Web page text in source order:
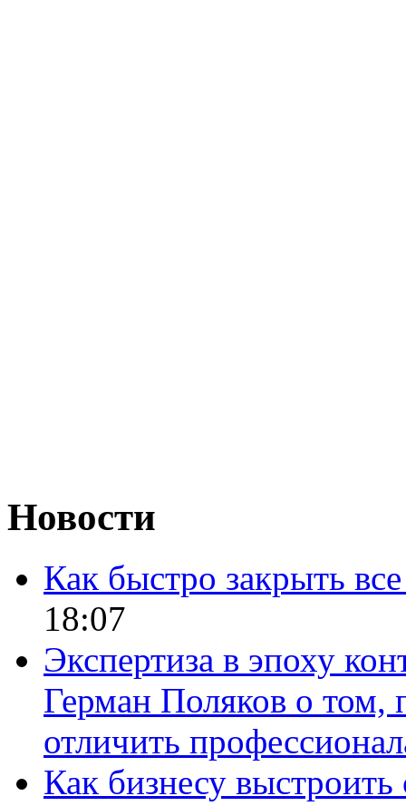
Новости
Как быстро закрыть
18:07
Экспертиза в эпоху
Герман Поляков о том,
отличить
Как бизнесу